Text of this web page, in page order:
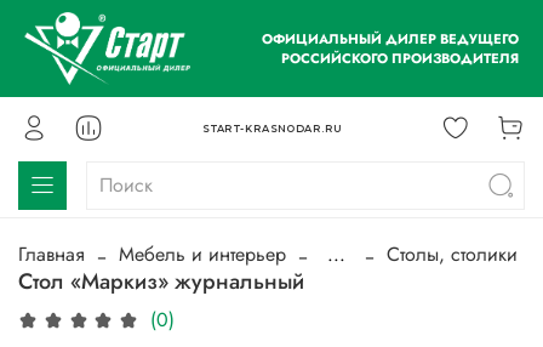
ОФИЦИАЛЬНЫЙ ДИЛЕР ВЕДУЩЕГО
РОССИЙСКОГО ПРОИЗВОДИТЕЛЯ
START-KRASNODAR.RU
Главная Мебель и интерьер ... Столы, столики
Стол «Маркиз» журнальный
(0)